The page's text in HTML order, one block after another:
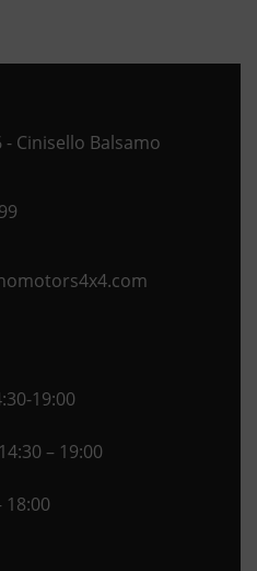
Cinisello Balsamo
Opens
19:00
– 19:00
18:00